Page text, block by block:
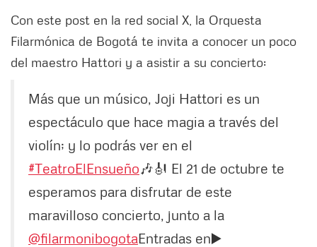
Con este post en la red social X, la Orquesta
Filarmónica de Bogotá te invita a conocer un poco
del maestro Hattori y a asistir a su concierto:
Más que un músico, Joji Hattori es un
espectáculo que hace magia a través del
violín; y lo podrás ver en el
#TeatroElEnsueño🎶🎻 El 21 de octubre te
esperamos para disfrutar de este
maravilloso concierto, junto a la
@filarmonibogotaEntradas en▶️